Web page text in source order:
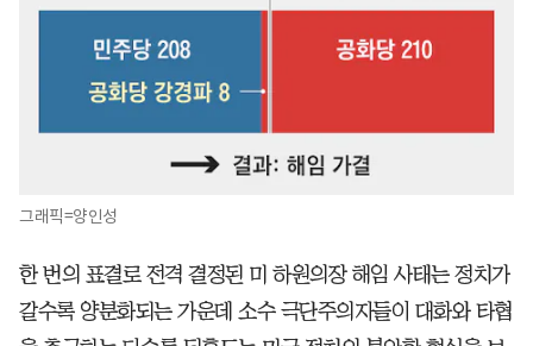
그래픽=양인성
한 번의 표결로 전격 결정된 미 하원의장 해임 사태는 정치가
갈수록 양분화되는 가운데 소수 극단주의자들이 대화와 타협